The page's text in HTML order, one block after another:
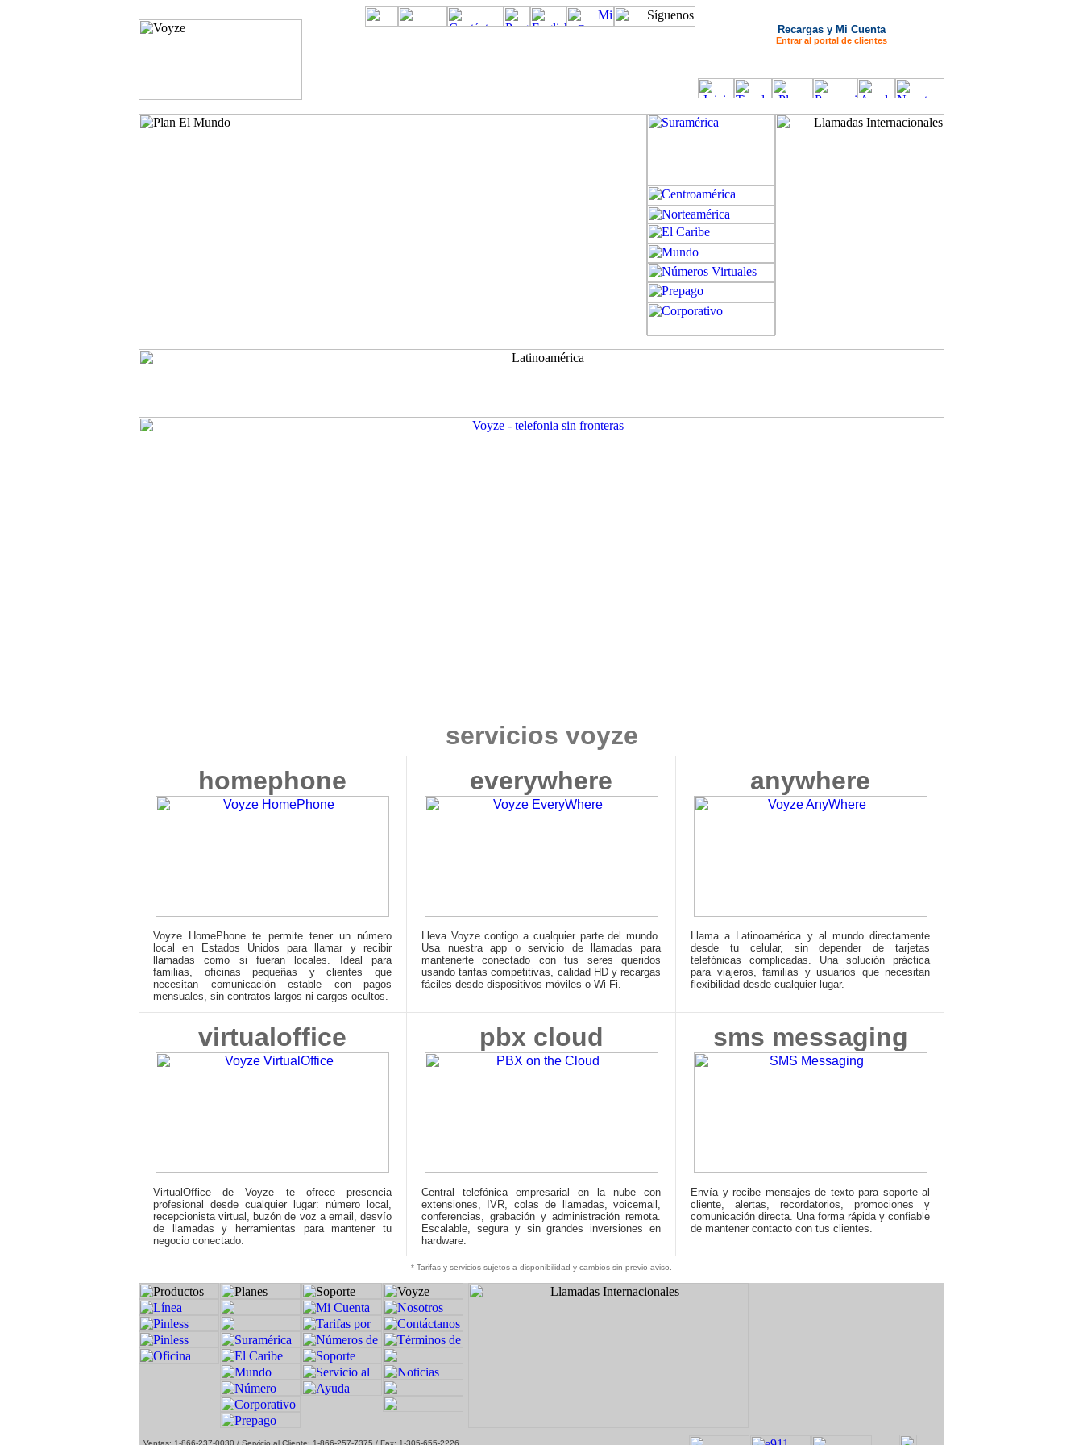
Recargas y Mi Cuenta
Entrar al portal de clientes
servicios voyze
homephone
Voyze HomePhone te permite tener un número
local en Estados Unidos para llamar y recibir
llamadas como si fueran locales. Ideal para
familias, oficinas pequeñas y clientes que
necesitan comunicación estable con pagos
mensuales, sin contratos largos ni cargos ocultos.
everywhere
Lleva Voyze contigo a cualquier parte del mundo.
Usa nuestra app o servicio de llamadas para
mantenerte conectado con tus seres queridos
usando tarifas competitivas, calidad HD y recargas
fáciles desde dispositivos móviles o Wi-Fi.
anywhere
Llama a Latinoamérica y al mundo directamente
desde tu celular, sin depender de tarjetas
telefónicas complicadas. Una solución práctica
para viajeros, familias y usuarios que necesitan
flexibilidad desde cualquier lugar.
virtualoffice
VirtualOffice de Voyze te ofrece presencia
profesional desde cualquier lugar: número local,
recepcionista virtual, buzón de voz a email, desvío
de llamadas y herramientas para mantener tu
negocio conectado.
pbx cloud
Central telefónica empresarial en la nube con
extensiones, IVR, colas de llamadas, voicemail,
conferencias, grabación y administración remota.
Escalable, segura y sin grandes inversiones en
hardware.
sms messaging
Envía y recibe mensajes de texto para soporte al
cliente, alertas, recordatorios, promociones y
comunicación directa. Una forma rápida y confiable
de mantener contacto con tus clientes.
* Tarifas y servicios sujetos a disponibilidad y cambios sin previo aviso.
Ventas: 1-866-237-0030 / Servicio al Cliente: 1-866-257-7375 / Fax: 1-305-655-2226